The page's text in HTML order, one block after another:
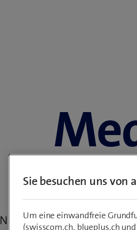
Bilder, Videos, Logos
Netz: Als Download zur
Sie besuchen uns von
Um eine einwandfreie
(swisscom.ch, blueplus.ch